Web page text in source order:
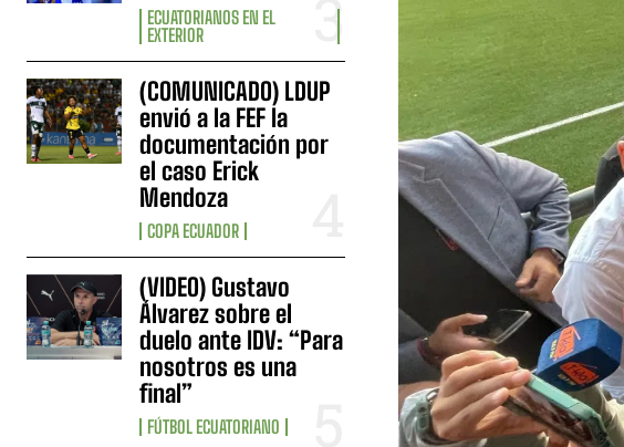
ECUATORIANOS EN EL
EXTERIOR
(COMUNICADO) LDUP
envió a la FEF la
documentación por
el caso Erick
Mendoza
COPA ECUADOR
(VIDEO) Gustavo
Álvarez sobre el
duelo ante IDV: “Para
nosotros es una
final”
FÚTBOL ECUATORIANO